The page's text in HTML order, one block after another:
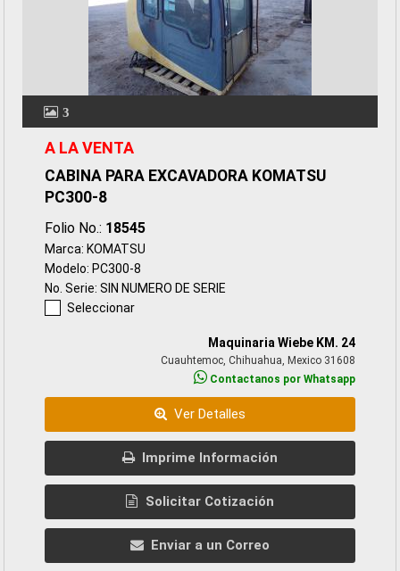
3
A LA VENTA
CABINA PARA EXCAVADORA KOMATSU
PC300-8
Folio No.: 18545
Marca: KOMATSU
Modelo: PC300-8
No. Serie: SIN NUMERO DE SERIE
Seleccionar
Maquinaria Wiebe KM. 24
Cuauhtemoc, Chihuahua, Mexico 31608
Contactanos por Whatsapp
Ver Detalles
Imprime Información
Solicitar Cotización
Enviar a un Correo